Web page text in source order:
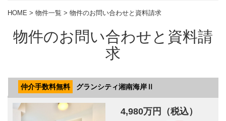
HOME > 物件一覧 > 物件のお問い合わせと資料請求
物件のお問い合わせと資料請
求